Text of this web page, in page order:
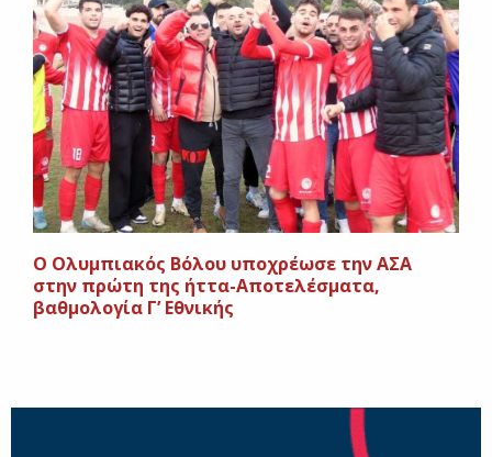
O Ολυμπιακός Βόλου υποχρέωσε την ΑΣΑ
στην πρώτη της ήττα-Αποτελέσματα,
βαθμολογία Γ’ Εθνικής